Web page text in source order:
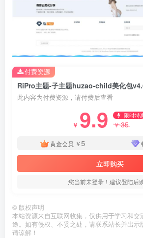
RiPro主题-子主题huzao-child美化包
此内容为付费资源，请付费后查看
￥ 9.9 限时特
￥35
黄金会员 ￥5
立即购买
您当前未登录！建议登陆后
付费资源
© 版权声明
本站资源来自互联网收集，仅供用于学习和交
途。如有侵权、不妥之处，请联系站长并出示
请谅解！